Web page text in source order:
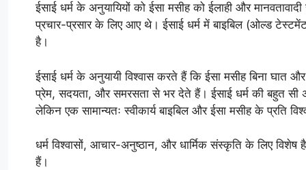
ईसाई धर्म के अनुयायियों को ईसा मसीह को ईलाही और
प्रचार-प्रसार के लिए आए थे। ईसाई धर्म में बाइबिल (ओल्ड
है।
ईसाई धर्म के अनुयायी विश्वास करते हैं कि ईसा मसीह बिना घात
प्रेम, सदयता, और समरसता से भर देते हैं। ईसाई धर्म की बहुत सी
लेकिन एक सामान्यतः स्वीकार्य बाइबिल और ईसा मसीह के प्रति
धर्म विश्वासों, आचार-अनुष्ठान, और धार्मिक संस्कृति के लिए
हैं।